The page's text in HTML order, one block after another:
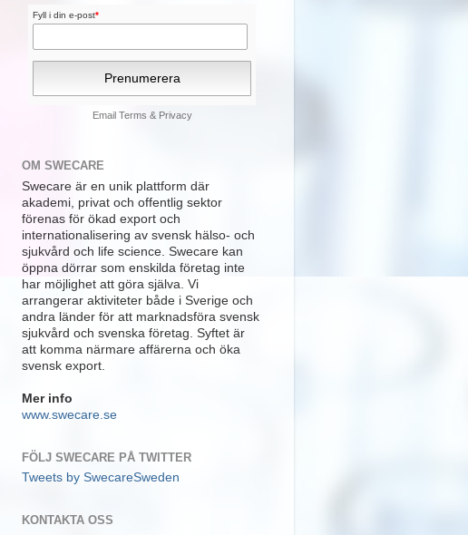
Fyll i din e-post*
Email Terms & Privacy
OM SWECARE
Swecare är en unik plattform där
akademi, privat och offentlig sektor
förenas för ökad export och
internationalisering av svensk hälso- och
sjukvård och life science. Swecare kan
öppna dörrar som enskilda företag inte
har möjlighet att göra själva. Vi
arrangerar aktiviteter både i Sverige och
andra länder för att marknadsföra svensk
sjukvård och svenska företag. Syftet är
att komma närmare affärerna och öka
svensk export.
Mer info
www.swecare.se
FÖLJ SWECARE PÅ TWITTER
Tweets by SwecareSweden
KONTAKTA OSS